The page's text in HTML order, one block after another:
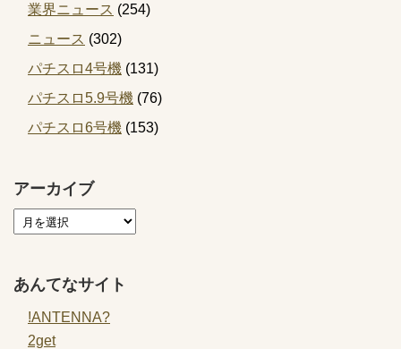
業界ニュース (254)
ニュース (302)
パチスロ4号機 (131)
パチスロ5.9号機 (76)
パチスロ6号機 (153)
アーカイブ
あんてなサイト
!ANTENNA?
2get